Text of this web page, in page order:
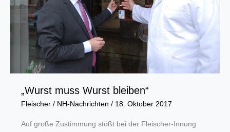
„Wurst muss Wurst bleiben“
Fleischer/ NH-Nachrichten / 18. Oktober 2017
Auf große Zustimmung stößt bei der Fleischer-Innung